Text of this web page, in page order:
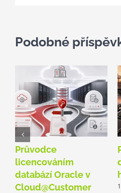
Podobné
Průvodce
licencováním
databází Oracle v
Cloud@Customer